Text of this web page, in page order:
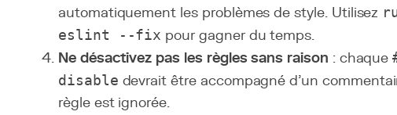
automatiquement les problèmes de style. Utilisez
eslint --fix pour gagner du temps.
Ne désactivez pas les règles sans raison : chaque
disable devrait être accompagné d'un
règle est ignorée.